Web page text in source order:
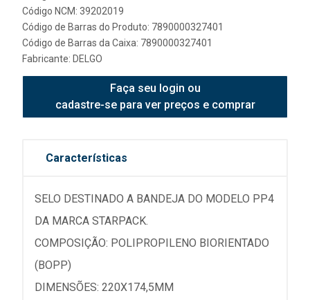
Código NCM: 39202019
Código de Barras do Produto: 7890000327401
Código de Barras da Caixa: 7890000327401
Fabricante: DELGO
Faça seu login ou
cadastre-se para ver preços e comprar
Características
SELO DESTINADO A BANDEJA DO MODELO PP4
DA MARCA STARPACK.
COMPOSIÇÃO: POLIPROPILENO BIORIENTADO
(BOPP)
DIMENSÕES: 220X174,5MM